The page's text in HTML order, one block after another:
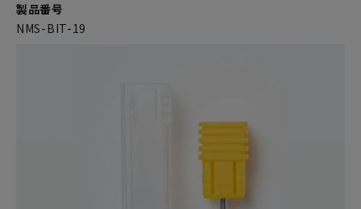
製品番号
NMS-BIT-19